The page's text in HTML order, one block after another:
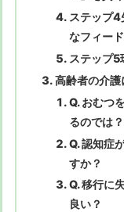
ステップ4
なフィー
ステップ5
高齢者の介
Q. おむつ
るのでは？
Q. 認知症
すか？
Q. 移行に
良い？